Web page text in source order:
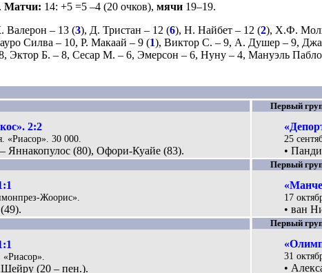
Матчи: 14: +5 =5 –4 (20 очков), мячи 19–19.
Валерон – 13 (3), Д. Тристан – 12 (6), Н. Найбет– 12 (2), Х.Ф.
Силва – 10, Р. Макаай – 9 (1), Виктор С. – 9, А. Душер– 9,
Эктор Б. – 8, Сесар М. – 6, Эмерсон – 6, Нуну– 4, Мануэль
2:2
«Риасор». 30 000.
Яннакопулос (80), Офори-Куайе (83).
Первый
25
•
Жоорис».
Первый
17
• ван
«Риасор».
(20 – пен.).
Первый
31
•